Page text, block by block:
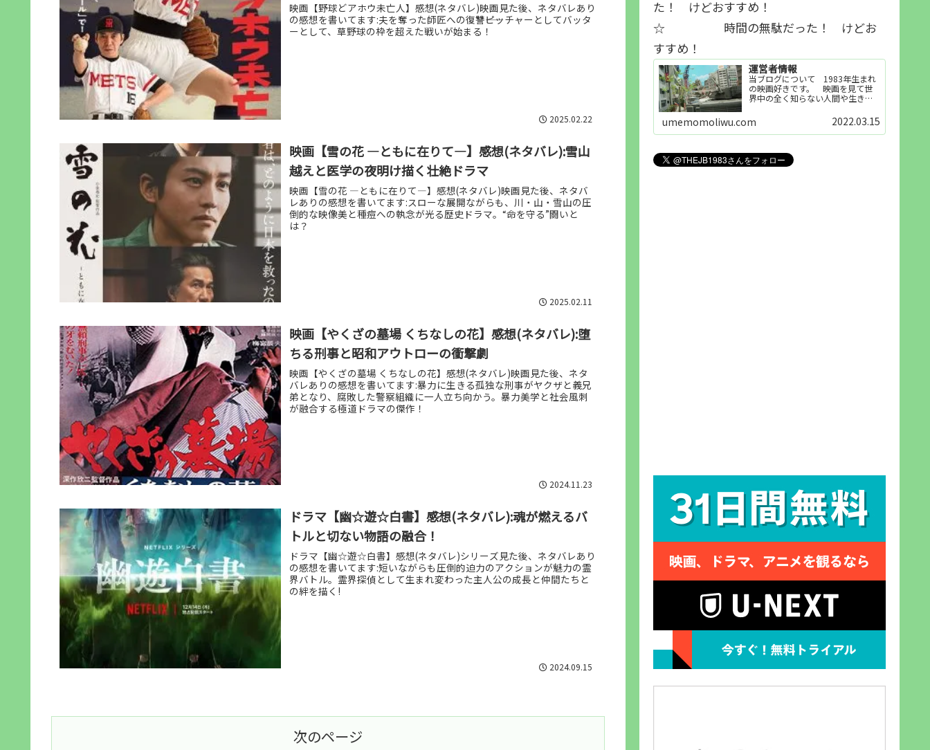
映画【野球どアホウ未亡人】感想(ネタバレ)映画見た後、ネタバレあり
の感想を書いてます:夫を奪った師匠への復讐――ピッチャーとしてバッタ
ーとして、草野球の枠を超えた戦いが始まる！
2025.02.22
映画【雪の花 ―ともに在りて―】感想(ネタバレ):雪山
越えと医学の夜明け描く壮絶ドラマ
映画【雪の花 ―ともに在りて―】感想(ネタバレ)映画見た後、ネタバ
レありの感想を書いてます:スローな展開ながらも、川・山・雪山の圧
倒的な映像美と種痘への執念が光る歴史ドラマ。“命を守る”闘いと
は？
2025.02.11
映画【やくざの墓場 くちなしの花】感想(ネタバレ):堕
ちる刑事と昭和アウトローの衝撃劇
映画【やくざの墓場 くちなしの花】感想(ネタバレ)映画見た後、ネタ
バレありの感想を書いてます:暴力に生きる孤独な刑事がヤクザと義兄
弟となり、腐敗した警察組織に一人立ち向かう。暴力美学と社会風刺
が融合する極道ドラマの傑作！
2024.11.23
ドラマ【幽☆遊☆白書】感想(ネタバレ):魂が燃えるバ
トルと切ない物語の融合！
ドラマ【幽☆遊☆白書】感想(ネタバレ)シリーズ見た後、ネタバレあり
の感想を書いてます:短いながらも圧倒的迫力のアクションが魅力の霊
界バトル。霊界探偵として生まれ変わった主人公の成長と仲間たちと
の絆を描く!
2024.09.15
次のページ
た！ けどおすすめ！
☆ 時間の無駄だった！ けどお
すすめ！
運営者情報
当ブログについて 1983年生まれ
の映画好きです。 映画を見て世
界中の全く知らない人間や生き物
世界知らない世界に触れることが
好きで映画を見てます。「映画を
見られれば幸福度を高い」とわか
umemomoliwu.com 2022.03.15